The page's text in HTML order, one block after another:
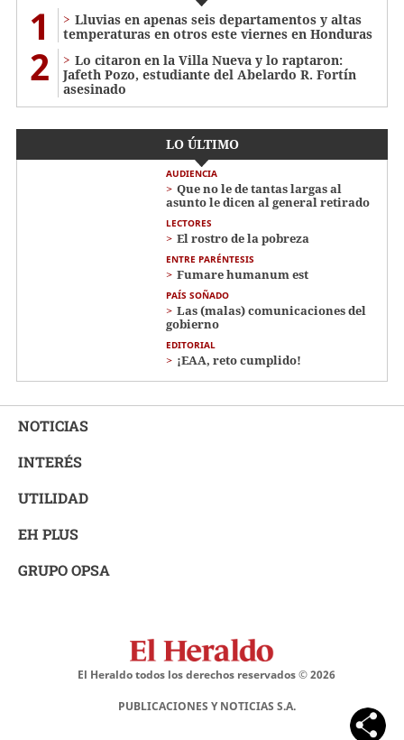
1
Lluvias en apenas seis departamentos y altas
temperaturas en otros este viernes en Honduras
2
Lo citaron en la Villa Nueva y lo raptaron:
Jafeth Pozo, estudiante del Abelardo R. Fortín
asesinado
LO ÚLTIMO
AUDIENCIA
Que no le de tantas largas al
asunto le dicen al general retirado
LECTORES
El rostro de la pobreza
ENTRE PARÉNTESIS
Fumare humanum est
PAÍS SOÑADO
Las (malas) comunicaciones del
gobierno
EDITORIAL
¡EAA, reto cumplido!
NOTICIAS
INTERÉS
UTILIDAD
EH PLUS
GRUPO OPSA
El Heraldo todos los derechos reservados ©2026
PUBLICACIONES Y NOTICIAS S.A.